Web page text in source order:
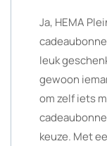
Ja, HEMA
leuk
gewoon
om zelf iets
keuze. Met